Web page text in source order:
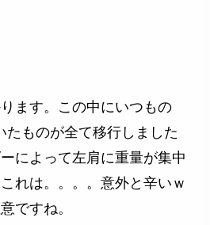
ます。この中にいつもの
たものが全て移行しました
によって左肩に重量が集中
れは。。。。意外と辛いｗ
ですね。